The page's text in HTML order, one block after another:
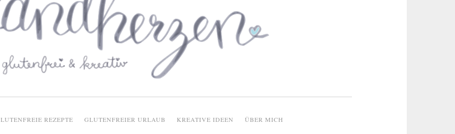
REZEPTE GLUTENFREIER URLAUB KREATIVE IDEEN ÜBER MICH